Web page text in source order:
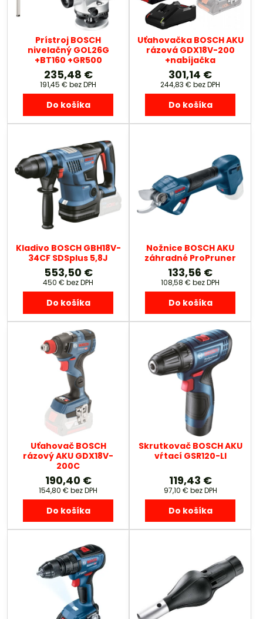
Prístroj BOSCH
nivelačný GOL26G
+BT160 +GR500
235,48 €
191,45 € bez DPH
Do košíka
Uťahovačka BOSCH AKU
rázová GDX18V-200
+nabíjačka
301,14 €
244,83 € bez DPH
Do košíka
Kladivo BOSCH GBH18V-
34CF SDSplus 5,8J
553,50 €
450 € bez DPH
Do košíka
Nožnice BOSCH AKU
záhradné ProPruner
133,56 €
108,58 € bez DPH
Do košíka
Uťahovač BOSCH
rázový AKU GDX18V-
200C
190,40 €
154,80 € bez DPH
Do košíka
Skrutkovač BOSCH AKU
vŕtací GSR120-LI
119,43 €
97,10 € bez DPH
Do košíka